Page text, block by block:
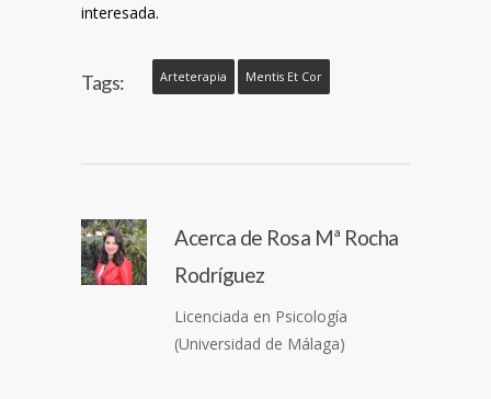
interesada.
Tags: Arteterapia Mentis Et Cor
Acerca de Rosa Mª Rocha
Rodríguez
Licenciada en Psicología
(Universidad de Málaga)